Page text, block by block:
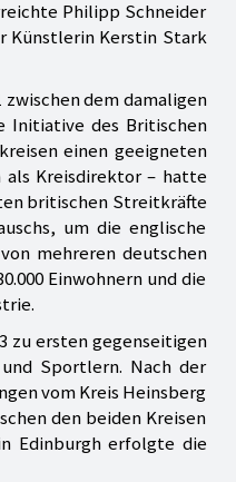
Philipp Schneider
Künstlerin Kerstin Stark
dem damaligen
Initiative des Britischen
einen geeigneten
als Kreisdirektor – hatte
britischen Streitkräfte
um die englische
mehreren deutschen
Einwohnern und die
zu ersten gegenseitigen
Sportlern. Nach der
vom Kreis Heinsberg
den beiden Kreisen
Edinburgh erfolgte die